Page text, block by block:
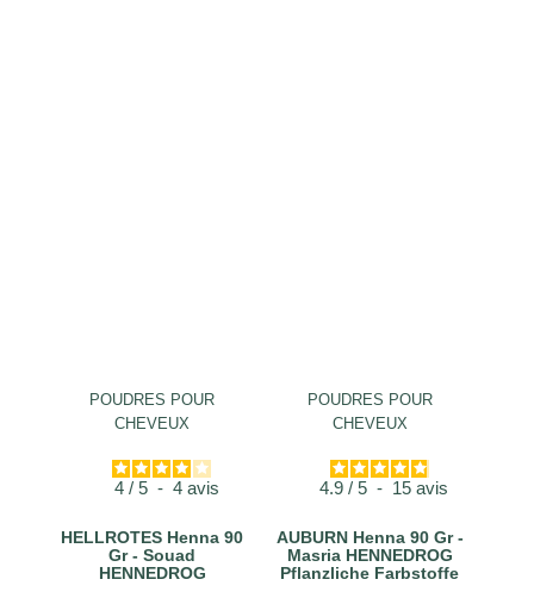
POUDRES POUR
CHEVEUX
4 / 5 - 4 avis
HELLROTES Henna 90
Gr - Souad
HENNEDROG
POUDRES POUR
CHEVEUX
4.9 / 5 - 15 avis
AUBURN Henna 90 Gr -
Masria HENNEDROG
Pflanzliche Farbstoffe